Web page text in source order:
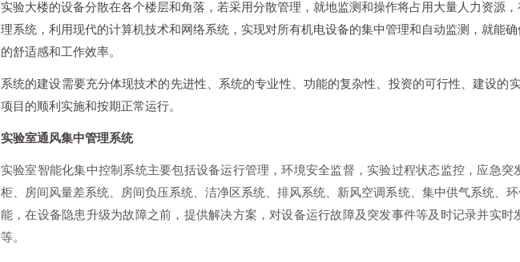
实验大楼的设备分散在各个楼层和角落，若采用分散管理，就地监测和操作将占用大量人力资源
理系统，利用现代的计算机技术和网络系统，实现对所有机电设备的集中管理和自动监测，就能
的舒适感和工作效率。
系统的建设需要充分体现技术的先进性、系统的专业性、功能的复杂性、投资的可行性、建设的
项目的顺利实施和按期正常运行。
实验室通风集中管理系统
实验室智能化集中控制系统主要包括设备运行管理，环境安全监督，实验过程状态监控，应急
柜、房间风量差系统、房间负压系统、洁净区系统、排风系统、新风空调系统、集中供气系统、
能，在设备隐患升级为故障之前，提供解决方案，对设备运行故障及突发事件等及时记录并实
等。